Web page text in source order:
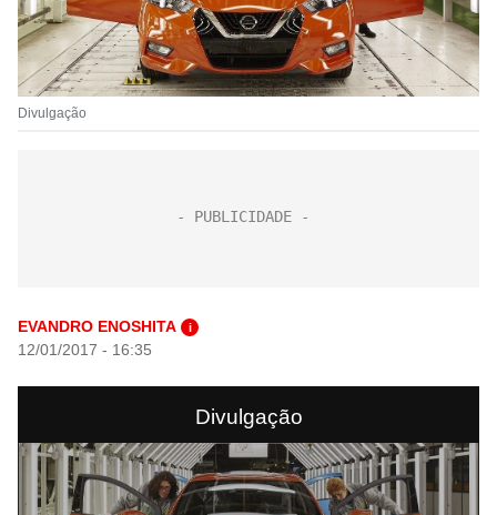
Divulgação
EVANDRO ENOSHITA i
12/01/2017 - 16:35
Divulgação